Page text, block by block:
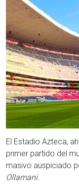
El Estadio Azteca,
primer partido del
masivo auspiciado
Ollamani.